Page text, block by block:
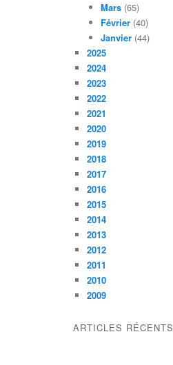
Mars (65)
Février (40)
Janvier (44)
2025
2024
2023
2022
2021
2020
2019
2018
2017
2016
2015
2014
2013
2012
2011
2010
2009
ARTICLES RÉCENTS